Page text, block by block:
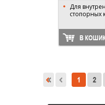
Для
стопорных
В
1 2